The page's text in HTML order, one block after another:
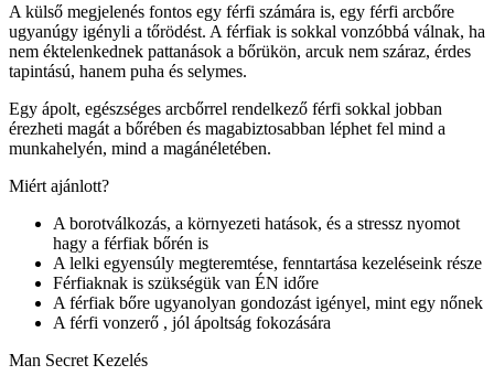
A külső megjelenés fontos egy férfi számára is, egy férfi arcbőre
ugyanúgy igényli a tőrödést. A férfiak is sokkal vonzóbbá válnak, ha
nem éktelenkednek pattanások a bőrükön, arcuk nem száraz, érdes
tapintású, hanem puha és selymes.
Egy ápolt, egészséges arcbőrrel rendelkező férfi sokkal jobban
érezheti magát a bőrében és magabiztosabban léphet fel mind a
munkahelyén, mind a magánéletében.
Miért ajánlott?
A borotválkozás, a környezeti hatások, és a stressz nyomot
hagy a férfiak bőrén is
A lelki egyensúly megteremtése, fenntartása kezeléseink része
Férfiaknak is szükségük van ÉN időre
A férfiak bőre ugyanolyan gondozást igényel, mint egy nőnek
A férfi vonzerő , jól ápoltság fokozására
Man Secret Kezelés